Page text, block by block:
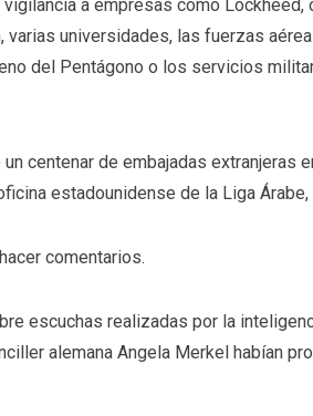
a empresas como Lockheed,
varias universidades, las fuerzas
del Pentágono o los servicios
centenar de embajadas extranjeras
estadounidense de la Liga Árabe,
comentarios.
escuchas realizadas por la
alemana Angela Merkel habían